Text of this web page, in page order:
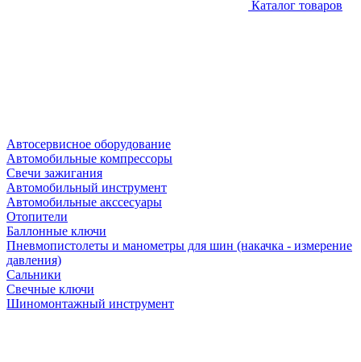
Каталог товаров
Автосервисное оборудование
Автомобильные компрессоры
Свечи зажигания
Автомобильный инструмент
Автомобильные акссесуары
Отопители
Баллонные ключи
Пневмопистолеты и манометры для шин (накачка - измерение
давления)
Сальники
Свечные ключи
Шиномонтажный инструмент